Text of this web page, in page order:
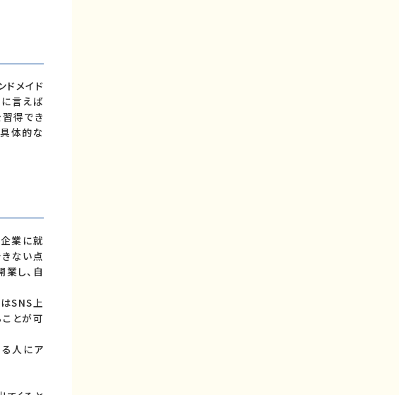
ドメイド
言えば
得でき
体的な
業に就
ない点
し、自
SNS上
とが可
人にア